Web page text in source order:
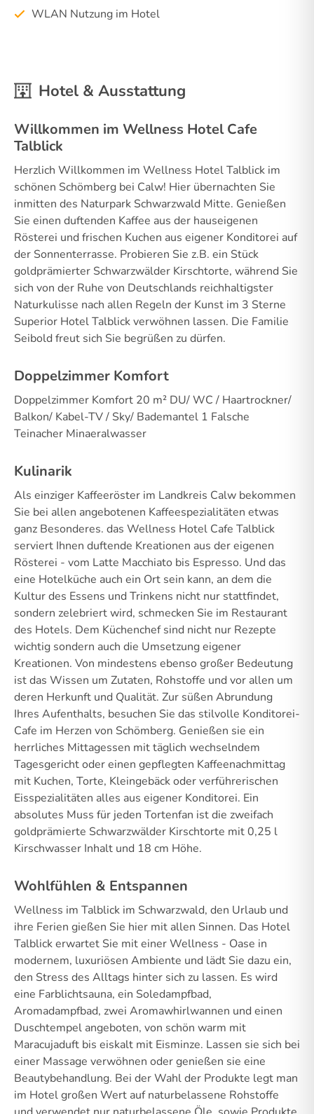
WLAN Nutzung im Hotel
Hotel & Ausstattung
Willkommen im Wellness Hotel Cafe
Talblick
Herzlich Willkommen im Wellness Hotel Talblick im
schönen Schömberg bei Calw! Hier übernachten Sie
inmitten des Naturpark Schwarzwald Mitte. Genießen
Sie einen duftenden Kaffee aus der hauseigenen
Rösterei und frischen Kuchen aus eigener Konditorei auf
der Sonnenterrasse. Probieren Sie z.B. ein Stück
goldprämierter Schwarzwälder Kirschtorte, während Sie
sich von der Ruhe von Deutschlands reichhaltigster
Naturkulisse nach allen Regeln der Kunst im 3 Sterne
Superior Hotel Talblick verwöhnen lassen. Die Familie
Seibold freut sich Sie begrüßen zu dürfen.
Doppelzimmer Komfort
Doppelzimmer Komfort 20 m² DU/ WC / Haartrockner/
Balkon/ Kabel-TV / Sky/ Bademantel 1 Falsche
Teinacher Minaeralwasser
Kulinarik
Als einziger Kaffeeröster im Landkreis Calw bekommen
Sie bei allen angebotenen Kaffeespezialitäten etwas
ganz Besonderes. das Wellness Hotel Cafe Talblick
serviert Ihnen duftende Kreationen aus der eigenen
Rösterei - vom Latte Macchiato bis Espresso. Und das
eine Hotelküche auch ein Ort sein kann, an dem die
Kultur des Essens und Trinkens nicht nur stattfindet,
sondern zelebriert wird, schmecken Sie im Restaurant
des Hotels. Dem Küchenchef sind nicht nur Rezepte
wichtig sondern auch die Umsetzung eigener
Kreationen. Von mindestens ebenso großer Bedeutung
ist das Wissen um Zutaten, Rohstoffe und vor allen um
deren Herkunft und Qualität. Zur süßen Abrundung
Ihres Aufenthalts, besuchen Sie das stilvolle Konditorei-
Cafe im Herzen von Schömberg. Genießen sie ein
herrliches Mittagessen mit täglich wechselndem
Tagesgericht oder einen gepflegten Kaffeenachmittag
mit Kuchen, Torte, Kleingebäck oder verführerischen
Eisspezialitäten alles aus eigener Konditorei. Ein
absolutes Muss für jeden Tortenfan ist die zweifach
goldprämierte Schwarzwälder Kirschtorte mit 0,25 l
Kirschwasser Inhalt und 18 cm Höhe.
Wohlfühlen & Entspannen
Wellness im Talblick im Schwarzwald, den Urlaub und
ihre Ferien gießen Sie hier mit allen Sinnen. Das Hotel
Talblick erwartet Sie mit einer Wellness - Oase in
modernem, luxuriösen Ambiente und lädt Sie dazu ein,
den Stress des Alltags hinter sich zu lassen. Es wird
eine Farblichtsauna, ein Soledampfbad,
Aromadampfbad, zwei Aromawhirlwannen und einen
Duschtempel angeboten, von schön warm mit
Maracujaduft bis eiskalt mit Eisminze. Lassen sie sich bei
einer Massage verwöhnen oder genießen sie eine
Beautybehandlung. Bei der Wahl der Produkte legt man
im Hotel großen Wert auf naturbelassene Rohstoffe